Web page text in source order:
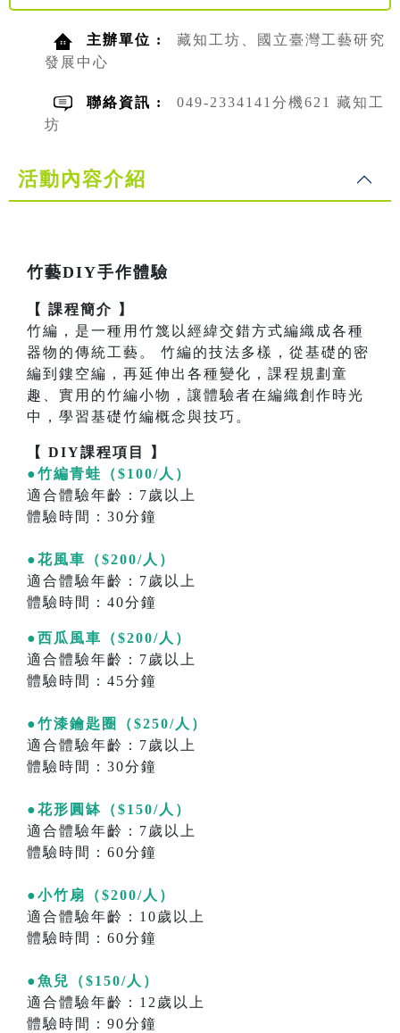
主辦單位 :
藏知工坊、國立臺灣工藝研究
發展中心
聯絡資訊 :
049-2334141分機621 藏知工
坊
活動內容介紹
竹藝DIY手作體驗
【 課程簡介 】
竹編，是一種用竹篾以經緯交錯方式編織成各種
器物的傳統工藝。 竹編的技法多樣，從基礎的密
編到鏤空編，再延伸出各種變化，課程規劃童
趣、實用的竹編小物，讓體驗者在編織創作時光
中，學習基礎竹編概念與技巧。
【 DIY課程項目 】
●竹編青蛙（$100/人）
適合體驗年齡：7歲以上
體驗時間：30分鐘
●花風車（$200/人）
適合體驗年齡：7歲以上
體驗時間：40分鐘
●西瓜風車（$200/人）
適合體驗年齡：7歲以上
體驗時間：45分鐘
●竹漆鑰匙圈（$250/人）
適合體驗年齡：7歲以上
體驗時間：30分鐘
●花形圓缽（$150/人）
適合體驗年齡：7歲以上
體驗時間：60分鐘
●小竹扇（$200/人）
適合體驗年齡：10歲以上
體驗時間：60分鐘
●魚兒（$150/人）
適合體驗年齡：12歲以上
體驗時間：90分鐘